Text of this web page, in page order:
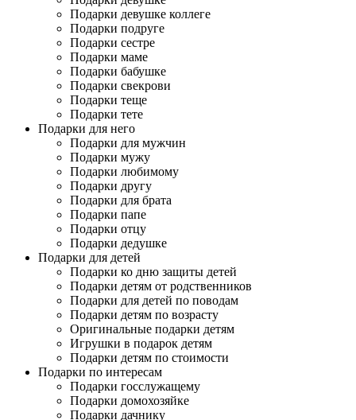
Подарки девушке коллеге
Подарки подруге
Подарки сестре
Подарки маме
Подарки бабушке
Подарки свекрови
Подарки теще
Подарки тете
Подарки для него
Подарки для мужчин
Подарки мужу
Подарки любимому
Подарки другу
Подарки для брата
Подарки папе
Подарки отцу
Подарки дедушке
Подарки для детей
Подарки ко дню защиты детей
Подарки детям от родственников
Подарки для детей по поводам
Подарки детям по возрасту
Оригинальные подарки детям
Игрушки в подарок детям
Подарки детям по стоимости
Подарки по интересам
Подарки госслужащему
Подарки домохозяйке
Подарки дачнику